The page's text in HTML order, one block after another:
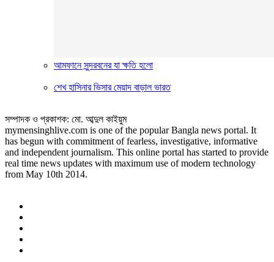
আমফানে সুন্দরবনের যা ক্ষতি হলো
শেখ হাসিনার ভিসার মেয়াদ বাড়াল ভারত
সম্পাদক ও প্রকাশক: মো. আব্দুল কাইয়ুম
mymensinghlive.com is one of the popular Bangla news portal. It
has begun with commitment of fearless, investigative, informative
and independent journalism. This online portal has started to provide
real time news updates with maximum use of modern technology
from May 10th 2014.